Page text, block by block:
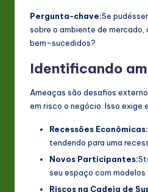
Pergunta-chave:Se
sobre o ambiente de mercado,
bem-sucedidos?
Identificando
Ameaças são desafios
em risco o negócio. Isso exige
Recessões Econômicas:
tendendo para uma
Novos Participantes:
seu espaço com
Riscos na Cadeia de